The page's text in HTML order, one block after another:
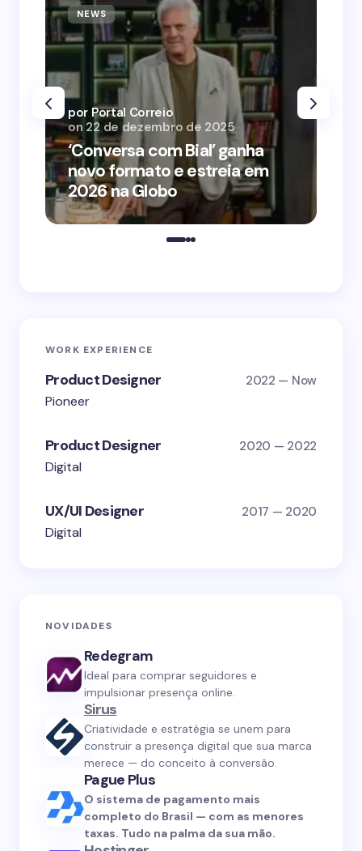
NEWS
‘Conversa com Bial’ ganha
novo formato e estreia em
2026 na Globo
por Portal Correio
on 22 de dezembro de 2025
WORK EXPERIENCE
Product Designer 2022 — Now
Pioneer
Product Designer 2020 — 2022
Digital
UX/UI Designer 2017 — 2020
Digital
NOVIDADES
Redegram
Ideal para comprar seguidores e
impulsionar presença online.
Sirus
Criatividade e estratégia se unem para
construir a presença digital que sua marca
merece — do conceito à conversão.
Pague Plus
O sistema de pagamento mais
completo do Brasil — com as menores
taxas. Tudo na palma da sua mão.